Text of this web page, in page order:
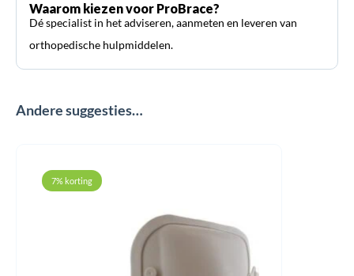
Waarom kiezen voor ProBrace?
Dé specialist in het adviseren, aanmeten en leveren van
orthopedische hulpmiddelen.
Andere suggesties…
7% korting